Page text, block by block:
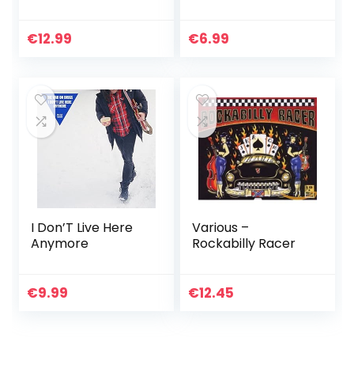
€12.99 €6.99
I Don’T Live Here
Anymore
€9.99
Various –
Rockabilly Racer
€12.45